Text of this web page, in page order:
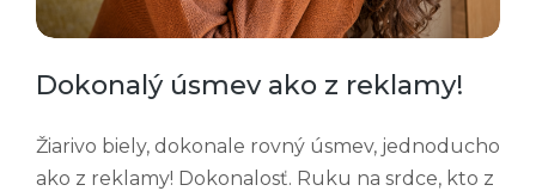
Dokonalý úsmev ako z reklamy!
Žiarivo biely, dokonale rovný úsmev, jednoducho
ako z reklamy! Dokonalosť. Ruku na srdce, kto z